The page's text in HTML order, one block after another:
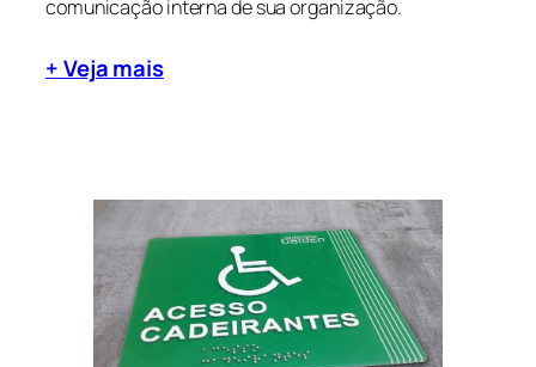
comunicação interna de sua organização.
+ Veja mais